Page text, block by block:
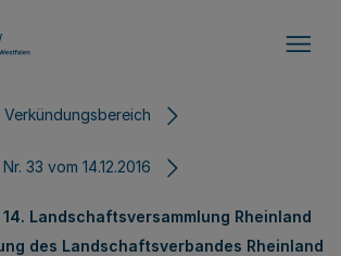
Verkündungsbereich
33 vom 14.12.2016
Landschaftsversammlung Rheinland
des Landschaftsverbandes Rheinland